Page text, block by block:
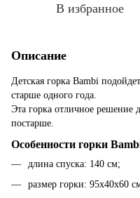
В избранное
Описание
Детская горка Bambi
старше одного года.
Эта горка отличное решение
постарше.
Особенности горки
длина спуска: 140 см;
размер горки: 95х40х60